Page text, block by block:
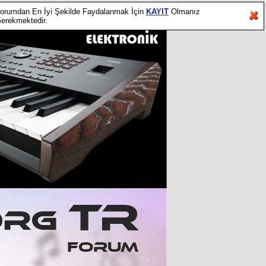
En İyi Şekilde Faydalanmak İçin KAYIT Olmanız